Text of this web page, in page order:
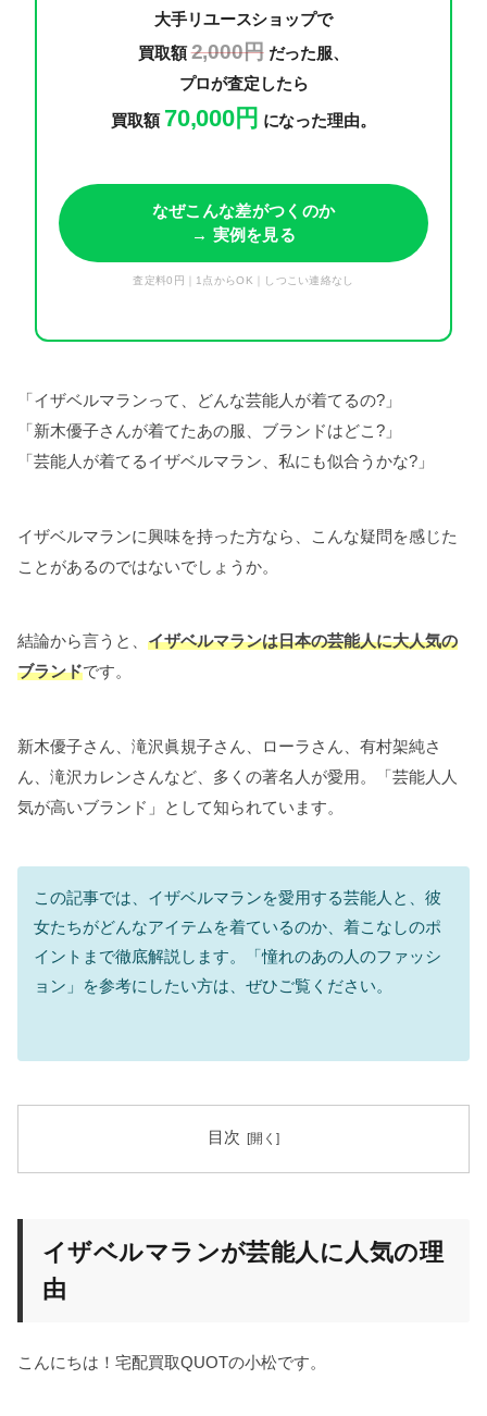
大手リユースショップで
買取額2,000円だった服、
プロが査定したら
買取額 70,000円 になった理由。
なぜこんな差がつくのか
→ 実例を見る
査定料0円｜1点からOK｜しつこい連絡なし
「イザベルマランって、どんな芸能人が着てるの?」
「新木優子さんが着てたあの服、ブランドはどこ?」
「芸能人が着てるイザベルマラン、私にも似合うかな?」
イザベルマランに興味を持った方なら、こんな疑問を感じた
ことがあるのではないでしょうか。
結論から言うと、 イザベルマランは日本の芸能人に大人気の
ブランドです。
新木優子さん、滝沢眞規子さん、ローラさん、有村架純さ
ん、滝沢カレンさんなど、多くの著名人が愛用。「芸能人人
気が高いブランド」として知られています。
この記事では、イザベルマランを愛用する芸能人と、彼
女たちがどんなアイテムを着ているのか、着こなしのポ
イントまで徹底解説します。「憧れのあの人のファッシ
ョン」を参考にしたい方は、ぜひご覧ください。
目次
イザベルマランが芸能人に人気の理
由
こんにちは！宅配買取QUOTの小松です。